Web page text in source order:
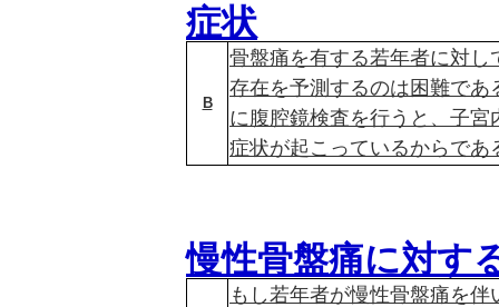
症状
B
骨盤痛を有する若年者に対
存在を予測するのは困難で
に腹腔鏡検査を行うと、子
症状が起こっているからであ
慢性骨盤痛に対す
もし若年者が慢性骨盤痛を